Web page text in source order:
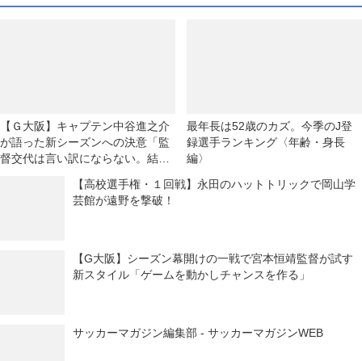
【Ｇ大阪】キャプテン中谷進之介
が語った新シーズンへの決意「監
督交代は言い訳にならない。結果
分たちに回ってくる」
最年長は52歳のカズ。今季のJ登
録選手ランキング〈年齢・身長
編〉
【高校選手権・１回戦】永田のハットトリックで岡山学
芸館が遠野を撃破！
【G大阪】シーズン幕開けの一戦で宮本恒靖監督が試す
新スタイル「ゲームを動かしチャンスを作る」
サッカーマガジン編集部 - サッカーマガジンWEB